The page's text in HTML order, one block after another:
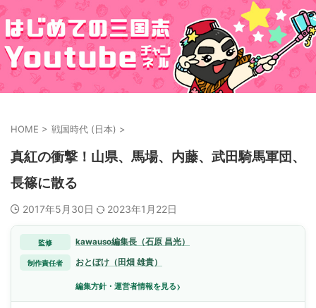
HOME > 戦国時代 (日本) >
真紅の衝撃！山県、馬場、内藤、武田騎馬軍団、
長篠に散る
2017年5月30日 2023年1月22日
監修 kawauso編集長（石原 昌光）
制作責任者 おとぼけ（田畑 雄貴）
編集方針・運営者情報を見る›